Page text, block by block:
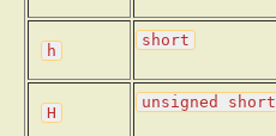
h
short
H
unsigned short